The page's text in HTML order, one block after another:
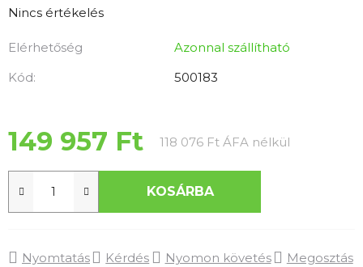
A
átlagos
értékelése
0,0
csillag.
Nincs értékelés
Elérhetőség
Azonnal szállítható
Kód:
500183
149 957 Ft 118 076 Ft ÁFA nélkül
KOSÁRBA
Nyomtatás Kérdés Nyomon követés Megosztás